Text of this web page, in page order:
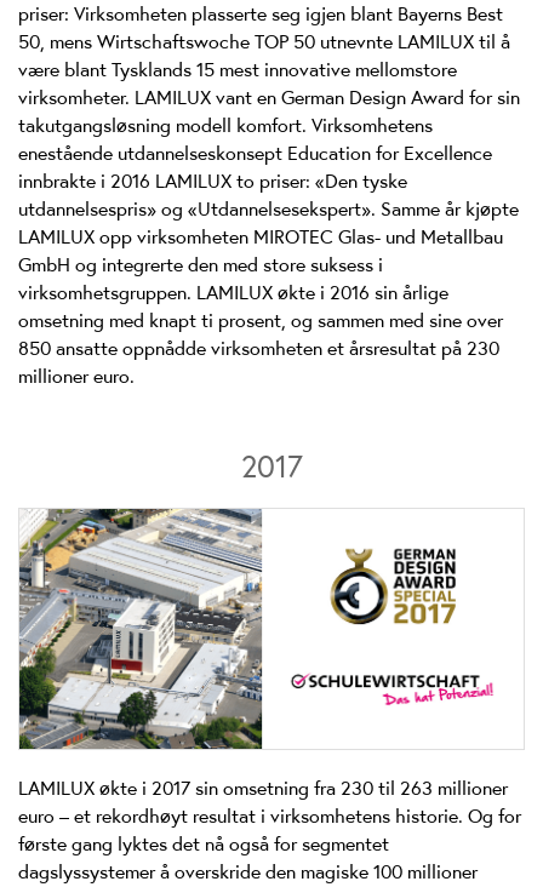
priser: Virksomheten plasserte seg igjen blant Bayerns Best
50, mens Wirtschaftswoche TOP 50 utnevnte LAMILUX til å
være blant Tysklands 15 mest innovative mellomstore
virksomheter. LAMILUX vant en German Design Award for sin
takutgangsløsning modell komfort. Virksomhetens
enestående utdannelseskonsept Education for Excellence
innbrakte i 2016 LAMILUX to priser: «Den tyske
utdannelsespris» og «Utdannelsesekspert». Samme år kjøpte
LAMILUX opp virksomheten MIROTEC Glas- und Metallbau
GmbH og integrerte den med store suksess i
virksomhetsgruppen. LAMILUX økte i 2016 sin årlige
omsetning med knapt ti prosent, og sammen med sine over
850 ansatte oppnådde virksomheten et årsresultat på 230
millioner euro.
2017
LAMILUX økte i 2017 sin omsetning fra 230 til 263 millioner
euro – et rekordhøyt resultat i virksomhetens historie. Og for
første gang lyktes det nå også for segmentet
dagslyssystemer å overskride den magiske 100 millioner